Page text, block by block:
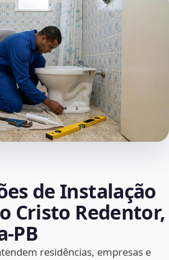
de Instalação
Cristo Redentor,
residências, empresas e